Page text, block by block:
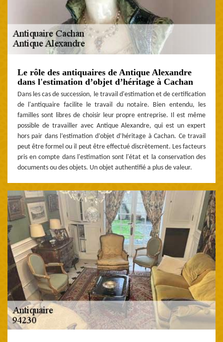
Le rôle des antiquaires de Antique Alexandre
dans l'estimation d’objet d’héritage à Cachan
Dans les cas de succession, le travail d'estimation et de certification
de l'antiquaire facilite le travail du notaire. Bien entendu, les
familles sont libres de choisir leur propre entreprise. Il est même
possible de travailler avec Antique Alexandre, qui est un expert
hors pair dans l’estimation d’objet d’héritage à Cachan. Ce travail
peut être formel ou il peut être effectué discrètement. Les facteurs
pris en compte dans l'estimation sont l'état et la conservation des
documents ou des objets. Un objet authentifié a plus de valeur.